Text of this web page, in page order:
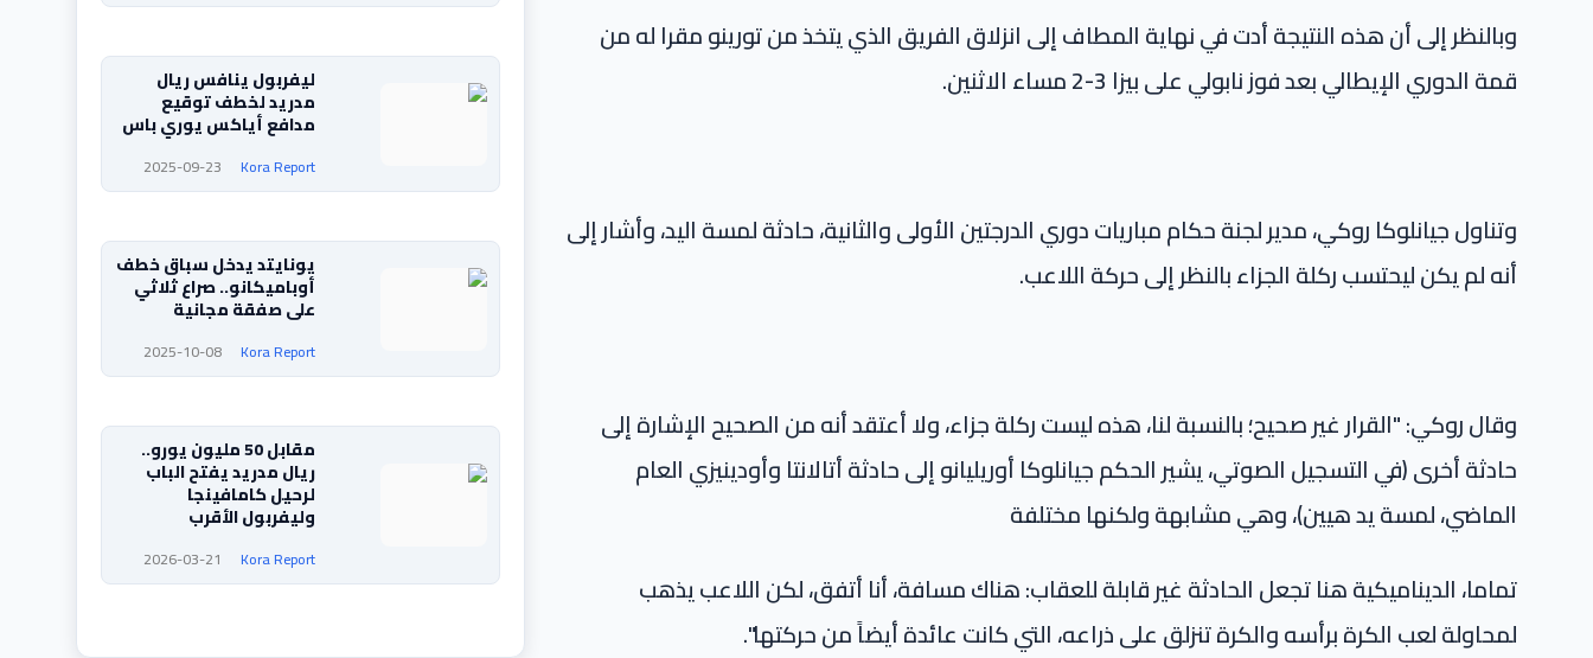
وبالنظر إلى أن هذه النتيجة أدت في نهاية المطاف إلى انزلاق الفريق الذي يتخذ من تورينو مقرا له من
قمة الدوري الإيطالي بعد فوز نابولي على بيزا 3-2 مساء الاثنين.
وتناول جيانلوكا روكي، مدير لجنة حكام مباريات دوري الدرجتين الأولى والثانية، حادثة لمسة اليد، وأشار إلى
أنه لم يكن ليحتسب ركلة الجزاء بالنظر إلى حركة اللاعب.
وقال روكي: "القرار غير صحيح؛ بالنسبة لنا، هذه ليست ركلة جزاء، ولا أعتقد أنه من الصحيح الإشارة إلى
حادثة أخرى (في التسجيل الصوتي، يشير الحكم جيانلوكا أوريليانو إلى حادثة أتالانتا وأودينيزي العام
الماضي، لمسة يد هيين)، وهي مشابهة ولكنها مختلفة
تماما، الديناميكية هنا تجعل الحادثة غير قابلة للعقاب: هناك مسافة، أنا أتفق، لكن اللاعب يذهب
لمحاولة لعب الكرة برأسه والكرة تنزلق على ذراعه، التي كانت عائدة أيضاً من حركتها".
ليفربول ينافس ريال
مدريد لخطف توقيع
مدافع أياكس يوري باس
Kora Report
2025-09-23
يونايتد يدخل سباق خطف
أوباميكانو.. صراع ثلاثي
على صفقة مجانية
Kora Report
2025-10-08
مقابل 50 مليون يورو..
ريال مدريد يفتح الباب
لرحيل كامافينجا
وليفربول الأقرب
Kora Report
2026-03-21